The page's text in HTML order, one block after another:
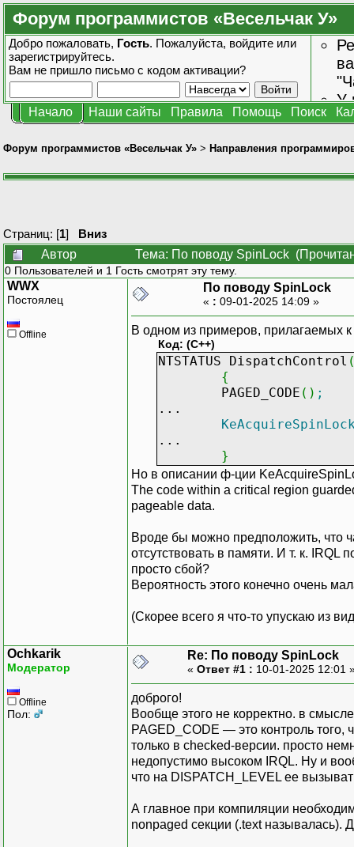
Форум программистов «Весельчак У»
Добро пожаловать, Гость. Пожалуйста, войдите или
зарегистрируйтесь.
Вам не пришло письмо с кодом активации?
У
Начало Наши сайты Правила Помощь Поиск
Форум программистов «Весельчак У» > Направления
Страниц: [1] Вниз
Автор
Тема: По поводу SpinLock
0 Пользователей и 1 Гость смотрят эту тему.
WWX
Постоялец
Offline
По поводу SpinLock
« : 09-01-2025 14:09 »
В одном из примеров, прилагаемых
Код: (C++)
NTSTATUS DispatchControl
{
PAGED_CODE ( ) ;
...
...
}
Но в описании ф-ции
The code within a critical region
pageable data.
Вроде бы можно предположить, что
отсутствовать в памяти. И т. к. IRQL
просто сбой?
Вероятность этого конечно очень
(Скорее всего я что-то упускаю из
Ochkarik
Модератор
Offline
Пол:
Re: По поводу SpinLock
« Ответ #1 : 10-01-2025 12:01
доброго!
Вообще этого не корректно. в
PAGED_CODE — это контроль того,
только в checked-версии. просто
недопустимо высоком IRQL. Ну и
что на DISPATCH_LEVEL ее
А главное при компиляции
nonpaged секции (.text называлась).